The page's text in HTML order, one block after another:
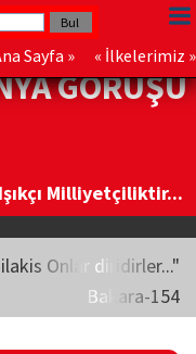
Sayfa » « İlkelerimiz »
GÖRÜŞÜ
Milliyetçiliktir...
Onlar diridirler..."
Bakara-154